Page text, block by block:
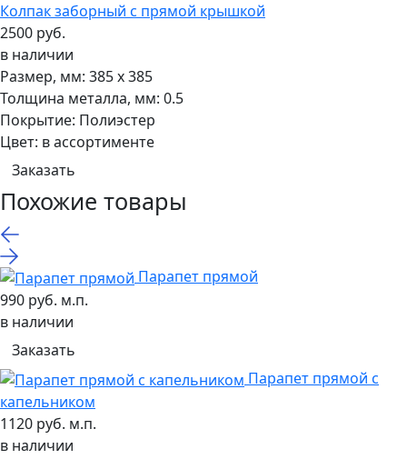
Колпак заборный с прямой крышкой
2500 руб.
в наличии
Размер, мм: 385 х 385
Толщина металла, мм: 0.5
Покрытие: Полиэстер
Цвет: в ассортименте
Заказать
Похожие товары
Парапет прямой
990 руб. м.п.
в наличии
Заказать
Парапет прямой с
капельником
1120 руб. м.п.
в наличии